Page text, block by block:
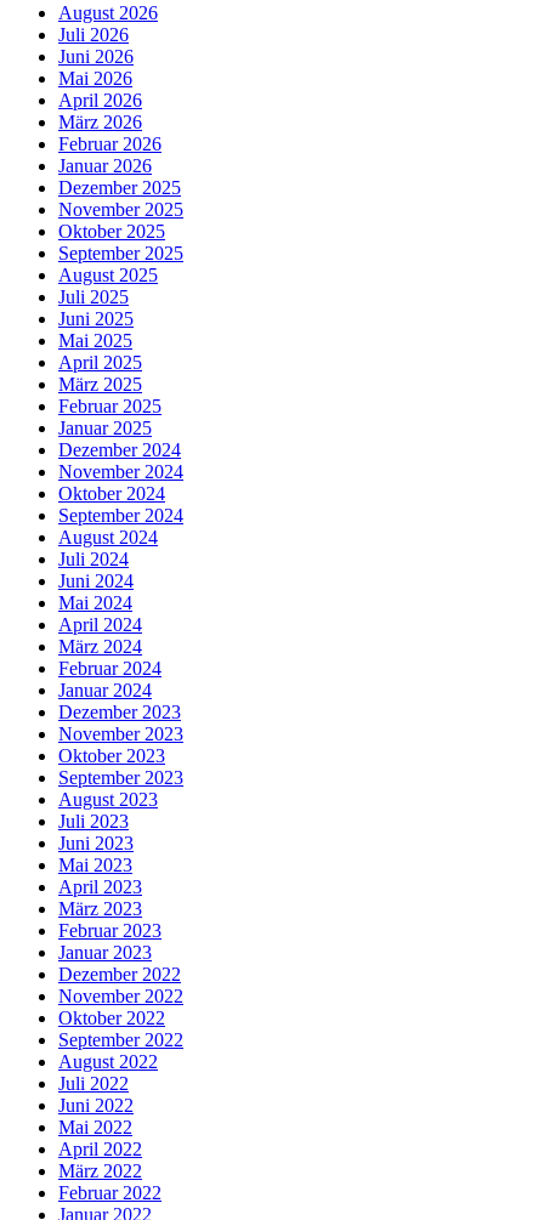
August 2026
Juli 2026
Juni 2026
Mai 2026
April 2026
März 2026
Februar 2026
Januar 2026
Dezember 2025
November 2025
Oktober 2025
September 2025
August 2025
Juli 2025
Juni 2025
Mai 2025
April 2025
März 2025
Februar 2025
Januar 2025
Dezember 2024
November 2024
Oktober 2024
September 2024
August 2024
Juli 2024
Juni 2024
Mai 2024
April 2024
März 2024
Februar 2024
Januar 2024
Dezember 2023
November 2023
Oktober 2023
September 2023
August 2023
Juli 2023
Juni 2023
Mai 2023
April 2023
März 2023
Februar 2023
Januar 2023
Dezember 2022
November 2022
Oktober 2022
September 2022
August 2022
Juli 2022
Juni 2022
Mai 2022
April 2022
März 2022
Februar 2022
Januar 2022